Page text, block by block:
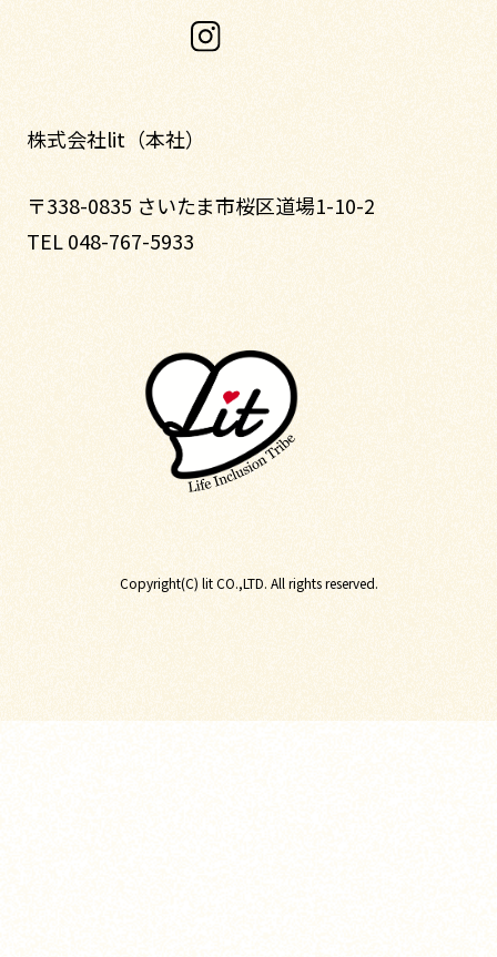
株式会社lit（本社）
〒338-0835 さいたま市桜区道場1-10-2
TEL 048-767-5933
Copyright(C) lit CO.,LTD. All rights reserved.